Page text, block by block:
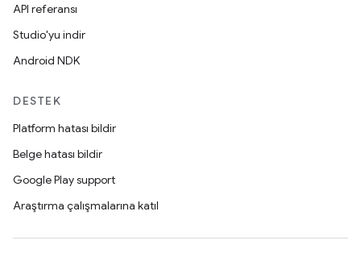
API referansı
Studio'yu indir
Android NDK
DESTEK
Platform hatası bildir
Belge hatası bildir
Google Play support
Araştırma çalışmalarına katıl